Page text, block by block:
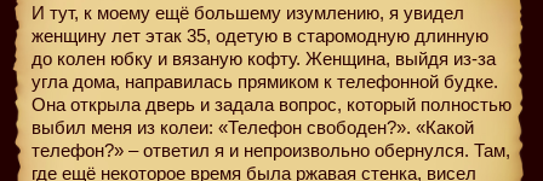
И тут, к моему ещё большему изумлению, я увидел
женщину лет этак 35, одетую в старомодную длинную
до колен юбку и вязаную кофту. Женщина, выйдя из-за
угла дома, направилась прямиком к телефонной будке.
Она открыла дверь и задала вопрос, который полностью
выбил меня из колеи: «Телефон свободен?». «Какой
телефон?» – ответил я и непроизвольно обернулся. Там,
где ещё некоторое время была ржавая стенка, висел